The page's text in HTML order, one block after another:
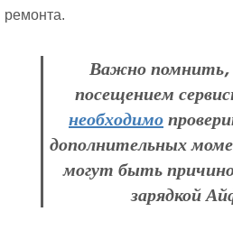
ремонта.
Важно помнить,
посещением
необходимо
дополнительных
могут быть
зарядкой